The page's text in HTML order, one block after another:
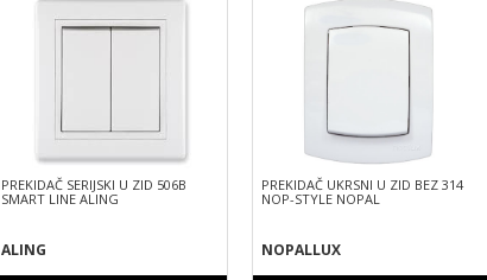
PREKIDAČ SERIJSKI U ZID 506B
SMART LINE ALING
ALING
PREKIDAČ UKRSNI U ZID BEZ 314
NOP-STYLE NOPAL
NOPALLUX